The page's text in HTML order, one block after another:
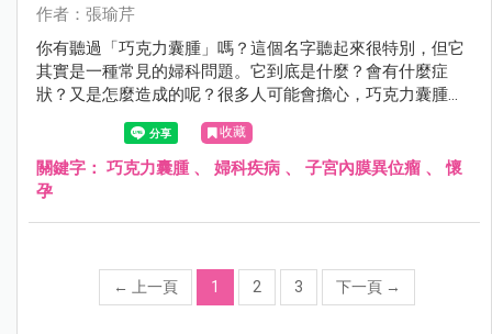
作者：張瑜芹
你有聽過「巧克力囊腫」嗎？這個名字聽起來很特別，但它
其實是一種常見的婦科問題。它到底是什麼？會有什麼症
狀？又是怎麼造成的呢？很多人可能會擔心，巧克力囊腫會
影響懷孕嗎？它會自己消失嗎？如果需要開刀，要多大才需
要？手術後的恢復期又要多久？這篇文章由婦產科張瑜芹醫
師，帶你了解這個影響許多女性健康的問題。
收藏
關鍵字： 巧克力囊腫、 婦科疾病 、 子宮內膜異位瘤 、懷
孕
← 上一頁 1 2 3 下一頁 →